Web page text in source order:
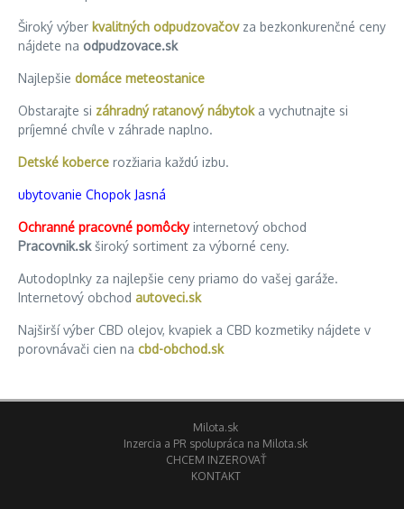
Široký výber kvalitných odpudzovačovza bezkonkurenčné ceny
nájdete na odpudzovace.sk
Najlepšie domáce meteostanice
Obstarajte si záhradný ratanový nábytoka vychutnajte si
príjemné chvíle v záhrade naplno.
Detské koberce rozžiaria každú izbu.
ubytovanie Chopok Jasná
Ochranné pracovné pomôckyinternetový obchod
Pracovnik.skširoký sortiment za výborné ceny.
Autodoplnky za najlepšie ceny priamo do vašej garáže.
Internetový obchod autoveci.sk
Najširší výber CBD olejov, kvapiek a CBD kozmetiky nájdete v
porovnávači cien na cbd-obchod.sk
Milota.sk
Inzercia a PR spolupráca na Milota.sk
CHCEM INZEROVAŤ
KONTAKT